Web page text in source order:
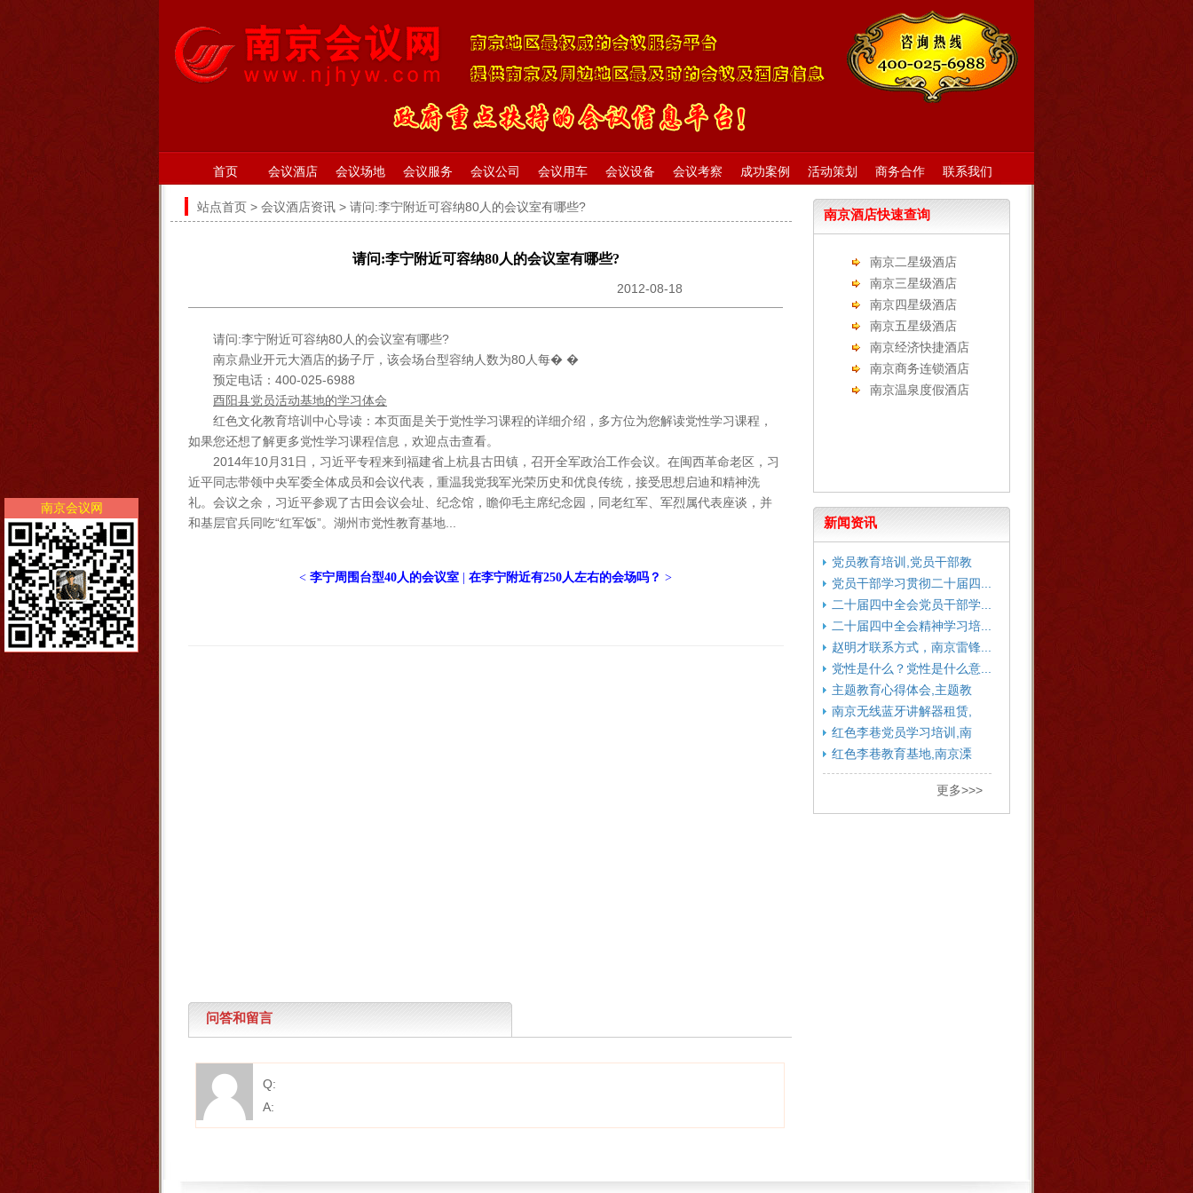
首页 会议酒店 会议场地 会议服务 会议公司 会议用车 会议设备 会议考察 成功案例 活动策划 商务合作 联系我们
站点首页 > 会议酒店资讯 > 请问:李宁附近可容纳80人的会议室有哪些?
请问:李宁附近可容纳80人的会议室有哪些?
2012-08-18
请问:李宁附近可容纳80人的会议室有哪些?
南京鼎业开元大酒店的扬子厅，该会场台型容纳人数为80人每� �
预定电话：400-025-6988
酉阳县党员活动基地的学习体会
红色文化教育培训中心导读：本页面是关于党性学习课程的详细介绍，多方位为您解读党性学习课程，
如果您还想了解更多党性学习课程信息，欢迎点击查看。
2014年10月31日，习近平专程来到福建省上杭县古田镇，召开全军政治工作会议。在闽西革命老区，习
近平同志带领中央军委全体成员和会议代表，重温我党我军光荣历史和优良传统，接受思想启迪和精神洗
礼。会议之余，习近平参观了古田会议会址、纪念馆，瞻仰毛主席纪念园，同老红军、军烈属代表座谈，并
和基层官兵同吃“红军饭”。湖州市党性教育基地...
< 李宁周围台型40人的会议室 在李宁附近有250人左右的会场吗？ >
问答和留言
Q:
A:
南京酒店快速查询
南京二星级酒店
南京三星级酒店
南京四星级酒店
南京五星级酒店
南京经济快捷酒店
南京商务连锁酒店
南京温泉度假酒店
新闻资讯
党员教育培训,党员干部教
育...
党员干部学习贯彻二十届四...
二十届四中全会党员干部学...
二十届四中全会精神学习培...
赵明才联系方式，南京雷锋...
党性是什么？党性是什么意...
主题教育心得体会,主题教
育...
南京无线蓝牙讲解器租赁,
南...
红色李巷党员学习培训,南
京...
红色李巷教育基地,南京溧
水...
更多>>>
南京会议网